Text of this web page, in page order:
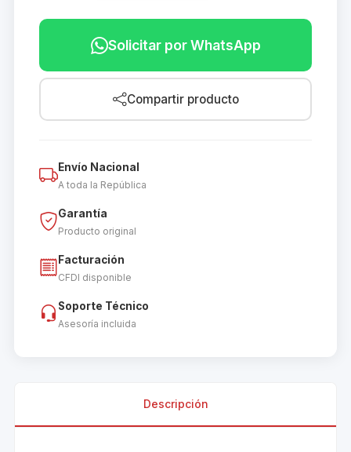
Solicitar por WhatsApp
Compartir producto
Envío Nacional
A toda la República
Garantía
Producto original
Facturación
CFDI disponible
Soporte Técnico
Asesoría incluida
Descripción